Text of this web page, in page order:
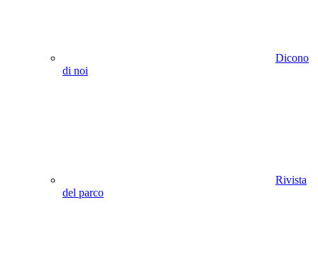
Dicono
di noi
Rivista
del parco